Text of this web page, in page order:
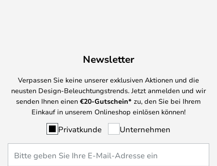
Newsletter
Verpassen Sie keine unserer exklusiven Aktionen und die
neusten Design-Beleuchtungstrends. Jetzt anmelden und wir
senden Ihnen einen €20-Gutschein* zu, den Sie bei Ihrem
Einkauf in unserem Onlineshop einlösen können!
Privatkunde Unternehmen